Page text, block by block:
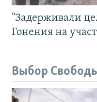
"Задерживали
Гонения на
Выбор